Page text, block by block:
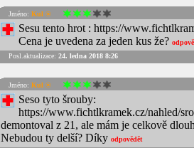
Jméno: Kul ®
Sesu tento hrot : https://
Cena je uvedena za jeden kus že?
Posl.aktualizace: 24. ledna 2018 8:26
Jméno: Kul ®
Seso tyto šrouby:
https://www.fichtlkramek.cz/nahled/
demontoval z 21, ale mám je celkově
Nebudou ty delší? Díky odpovědět